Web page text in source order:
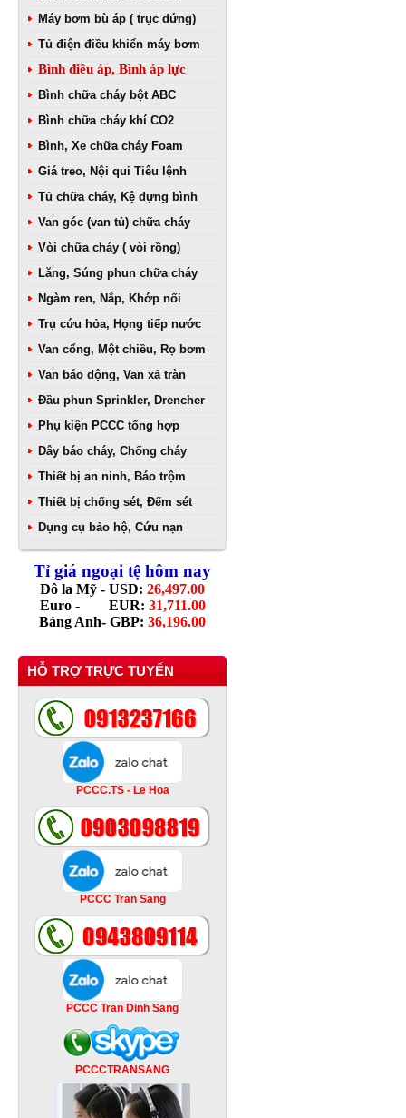
Máy bơm bù áp ( trục đứng)
Tủ điện điều khiển máy bơm
Bình điều áp, Bình áp lực
Bình chữa cháy bột ABC
Bình chữa cháy khí CO2
Bình, Xe chữa cháy Foam
Giá treo, Nội qui Tiêu lệnh
Tủ chữa cháy, Kệ đựng bình
Van góc (van tủ) chữa cháy
Vòi chữa cháy ( vòi rồng)
Lăng, Súng phun chữa cháy
Ngàm ren, Nắp, Khớp nối
Trụ cứu hỏa, Họng tiếp nước
Van cổng, Một chiều, Rọ bơm
Van báo động, Van xả tràn
Đầu phun Sprinkler, Drencher
Phụ kiện PCCC tổng hợp
Dây báo cháy, Chống cháy
Thiết bị an ninh, Báo trộm
Thiết bị chống sét, Đếm sét
Dụng cụ bảo hộ, Cứu nạn
Tỉ giá ngoại tệ hôm nay
Đô la Mỹ - USD: 26,497.00
Euro - EUR: 31,711.00
Bảng Anh- GBP: 36,196.00
HỖ TRỢ TRỰC TUYẾN
PCCC.TS - Le Hoa
PCCC Tran Sang
PCCC Tran Dinh Sang
PCCCTRANSANG